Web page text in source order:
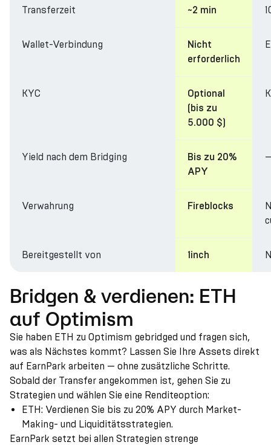
Transferzeit ~2 min
Wallet-Verbindung
Nicht
erforderlich
KYC
Optional
(bis zu
5.000 $)
Yield nach dem Bridging
Bis zu 20%
APY
Verwahrung Fireblocks
Bereitgestellt von 1inch
Bridgen & verdienen: ETH
auf Optimism
Sie haben ETH zu Optimism gebridged und fragen sich,
was als Nächstes kommt? Lassen Sie Ihre Assets direkt
auf EarnPark arbeiten — ohne zusätzliche Schritte.
Sobald der Transfer angekommen ist, gehen Sie zu
Strategien und wählen Sie eine Renditeoption:
ETH: Verdienen Sie bis zu 20% APY durch Market-
Making- und Liquiditätsstrategien.
EarnPark setzt bei allen Strategien strenge